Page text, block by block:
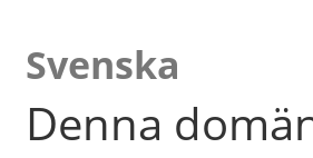
Svenska
Denna